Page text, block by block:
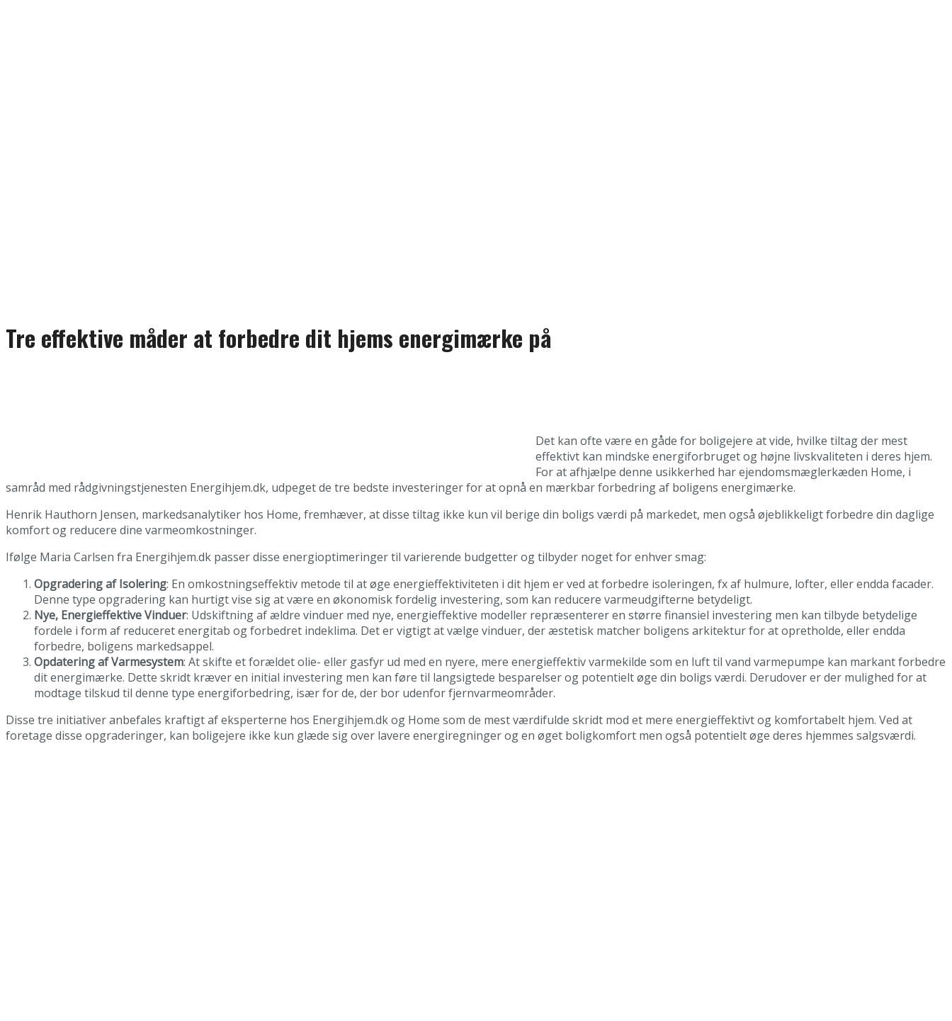
Tre effektive måder at forbedre dit hjems energimærke på
Det kan ofte være en gåde for boligejere at vide, hvilke tiltag der mest
effektivt kan mindske energiforbruget og højne livskvaliteten i deres hjem.
For at afhjælpe denne usikkerhed har ejendomsmæglerkæden Home, i
samråd med rådgivningstjenesten Energihjem.dk, udpeget de tre bedste investeringer for at opnå en mærkbar forbedring af boligens energimærke.
Henrik Hauthorn Jensen, markedsanalytiker hos Home, fremhæver, at disse tiltag ikke kun vil berige din boligs værdi på markedet, men også øjeblikkeligt forbedre din daglige
komfort og reducere dine varmeomkostninger.
Ifølge Maria Carlsen fra Energihjem.dk passer disse energioptimeringer til varierende budgetter og tilbyder noget for enhver smag:
Opgradering af Isolering: En omkostningseffektiv metode til at øge energieffektiviteten i dit hjem er ved at forbedre isoleringen, fx af hulmure, lofter, eller endda facader.
Denne type opgradering kan hurtigt vise sig at være en økonomisk fordelig investering, som kan reducere varmeudgifterne betydeligt.
Nye, Energieffektive Vinduer: Udskiftning af ældre vinduer med nye, energieffektive modeller repræsenterer en større finansiel investering men kan tilbyde betydelige
fordele i form af reduceret energitab og forbedret indeklima. Det er vigtigt at vælge vinduer, der æstetisk matcher boligens arkitektur for at opretholde, eller endda
forbedre, boligens markedsappel.
Opdatering af Varmesystem: At skifte et forældet olie- eller gasfyr ud med en nyere, mere energieffektiv varmekilde som en luft til vand varmepumpe kan markant forbedre
dit energimærke. Dette skridt kræver en initial investering men kan føre til langsigtede besparelser og potentielt øge din boligs værdi. Derudover er der mulighed for at
modtage tilskud til denne type energiforbedring, især for de, der bor udenfor fjernvarmeområder.
Disse tre initiativer anbefales kraftigt af eksperterne hos Energihjem.dk og Home som de mest værdifulde skridt mod et mere energieffektivt og komfortabelt hjem. Ved at
foretage disse opgraderinger, kan boligejere ikke kun glæde sig over lavere energiregninger og en øget boligkomfort men også potentielt øge deres hjemmes salgsværdi.